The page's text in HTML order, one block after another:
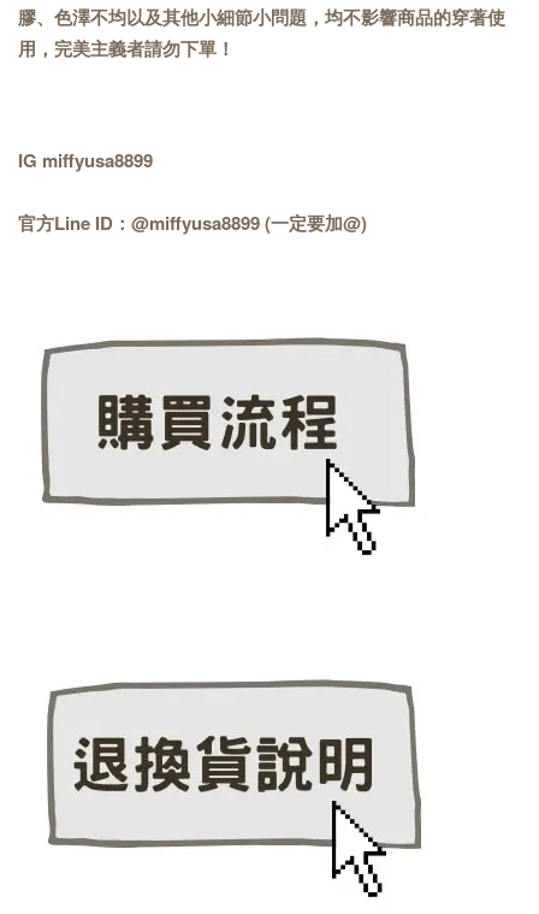
膠、色澤不均以及其他小細節小問題，均不影響商品的穿著使
用，完美主義者請勿下單！
IG miffyusa8899
官方Line ID：@miffyusa8899 (一定要加@)